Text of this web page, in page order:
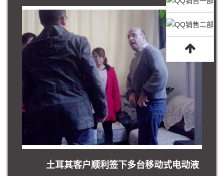
土耳其客户顺利签下多台移动式电动液